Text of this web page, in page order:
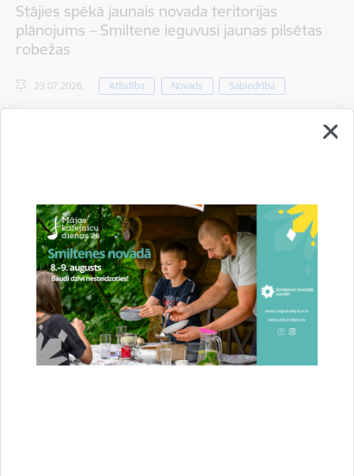
Stājies spēkā jaunais novada teritorijas
plānojums – Smiltene ieguvusi jaunas pilsētas
robežas
23.07.2026. Attīstība Novads Sabiedrība
Smiltenieši aicināti uz tikšanos ar Saimniecības
pārvaldes pārstāvjiem